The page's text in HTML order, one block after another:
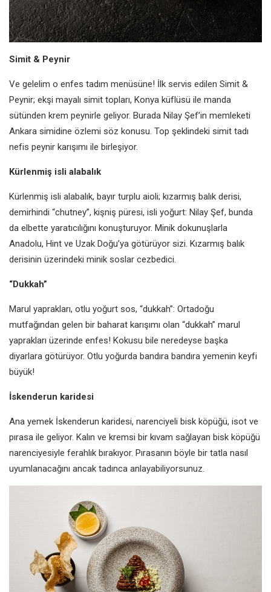
Simit & Peynir
Ve gelelim o enfes tadım menüsüne! İlk servis edilen Simit &
Peynir; ekşi mayalı simit topları, Konya küflüsü ile manda
sütünden krem peynirle geliyor. Burada Nilay Şef’in memleketi
Ankara simidine özlemi söz konusu. Top şeklindeki simit tadı
nefis peynir karışımı ile birleşiyor.
Kürlenmiş isli alabalık
Kürlenmiş isli alabalık, bayır turplu aioli; kızarmış balık derisi,
demirhindi “chutney”, kişniş püresi, isli yoğurt: Nilay Şef, bunda
da elbette yaratıcılığını konuşturuyor. Minik dokunuşlarla
Anadolu, Hint ve Uzak Doğu’ya götürüyor sizi. Kızarmış balık
derisinin üzerindeki minik soslar cezbedici.
“Dukkah”
Marul yaprakları, otlu yoğurt sos, “dukkah”: Ortadoğu
mutfağından gelen bir baharat karışımı olan “dukkah” marul
yaprakları üzerinde enfes! Kokusu bile neredeyse başka
diyarlara götürüyor. Otlu yoğurda bandıra bandıra yemenin keyfi
büyük!
İskenderun karidesi
Ana yemek İskenderun karidesi, narenciyeli bisk köpüğü, isot ve
pırasa ile geliyor. Kalın ve kremsi bir kıvam sağlayan bisk köpüğü
narenciyesiyle ferahlık bırakıyor. Pırasanın böyle bir tatla nasıl
uyumlanacağını ancak tadınca anlayabiliyorsunuz.